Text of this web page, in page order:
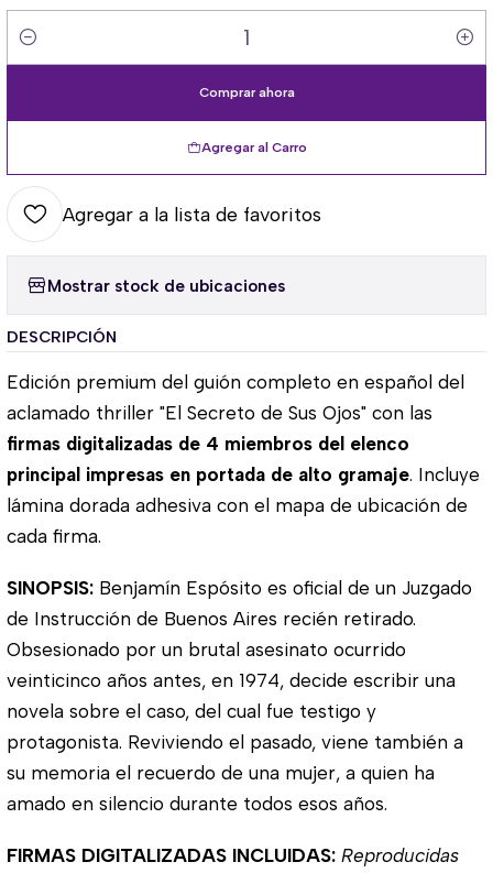
Cantidad
Agregar al Carro
Comprar ahora
Agregar a la lista de favoritos
Mostrar stock de ubicaciones
DESCRIPCIÓN
Edición premium del guión completo en español del
aclamado thriller "El Secreto de Sus Ojos" con las
firmas digitalizadas de 4 miembros del elenco
principal impresas en portada de alto gramaje. Incluye
lámina dorada adhesiva con el mapa de ubicación de
cada firma.
SINOPSIS: Benjamín Espósito es oficial de un Juzgado
de Instrucción de Buenos Aires recién retirado.
Obsesionado por un brutal asesinato ocurrido
veinticinco años antes, en 1974, decide escribir una
novela sobre el caso, del cual fue testigo y
protagonista. Reviviendo el pasado, viene también a
su memoria el recuerdo de una mujer, a quien ha
amado en silencio durante todos esos años.
FIRMAS DIGITALIZADAS INCLUIDAS: Reproducidas